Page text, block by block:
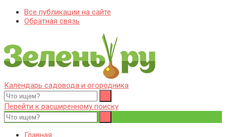
Все публикации на сайте
Обратная связь
Zelenj.ru – все про садоводство, земледелие, фермерство и
птицеводство
Особенности садоводства, земледелия, фермерства и
птицеводства. Выращивания культур, сбор и хранение урожая.
Уход за дачным участком, деревьями и кустами. Полезные
советы дачникам и садоводам
Календарь садовода и огородника
Перейти к расширенному поиску
Главная